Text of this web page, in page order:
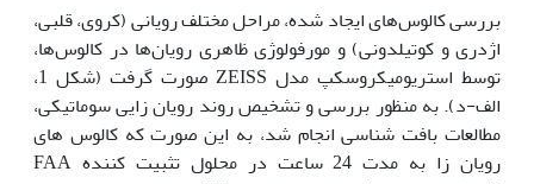
بررسی کالوس‌های ایجاد شده، مراحل مختلف رویانی (کروی، قلبی،
اژدری و کوتیلدونی) و مورفولوژی ظاهری رویان‌ها در کالوس‌ها،
توسط استریومیکروسکپ مدل ZEISS صورت گرفت (شکل 1،
الف-د). به منظور بررسی و تشخیص روند رویان زایی سوماتیکی،
مطالعات بافت شناسی انجام شد، به این صورت که کالوس های
رویان زا به مدت 24 ساعت در محلول تثبیت کننده FAA